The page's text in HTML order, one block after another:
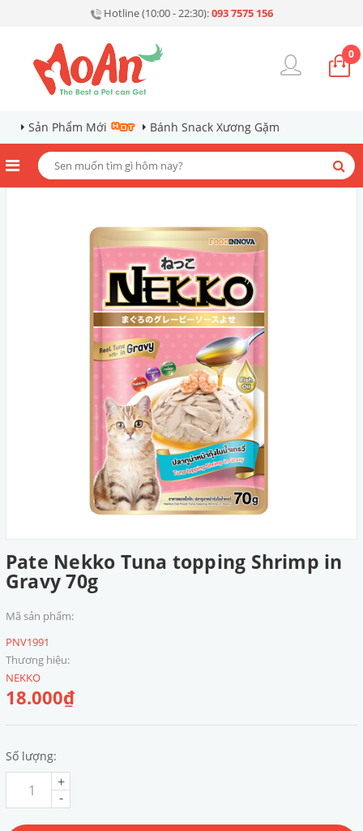
Hotline (10:00 - 22:30):093 7575 156
0
Sản Phẩm Mới Bánh Snack Xương Gặm
Pate Nekko Tuna topping Shrimp in
Gravy 70g
Mã sản phẩm:
PNV1991
Thương hiệu:
NEKKO
18.000₫
Số lượng:
-
+